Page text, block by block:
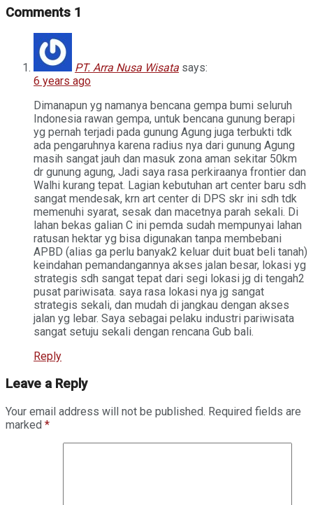
Comments 1
PT. Arra Nusa Wisata says:
6 years ago
Dimanapun yg namanya bencana gempa bumi seluruh
Indonesia rawan gempa, untuk bencana gunung berapi
yg pernah terjadi pada gunung Agung juga terbukti tdk
ada pengaruhnya karena radius nya dari gunung Agung
masih sangat jauh dan masuk zona aman sekitar 50km
dr gunung agung, Jadi saya rasa perkiraanya frontier dan
Walhi kurang tepat. Lagian kebutuhan art center baru sdh
sangat mendesak, krn art center di DPS skr ini sdh tdk
memenuhi syarat, sesak dan macetnya parah sekali. Di
lahan bekas galian C ini pemda sudah mempunyai lahan
ratusan hektar yg bisa digunakan tanpa membebani
APBD (alias ga perlu banyak2 keluar duit buat beli tanah)
keindahan pemandangannya akses jalan besar, lokasi yg
strategis sdh sangat tepat dari segi lokasi jg di tengah2
pusat pariwisata. saya rasa lokasi nya jg sangat
strategis sekali, dan mudah di jangkau dengan akses
jalan yg lebar. Saya sebagai pelaku industri pariwisata
sangat setuju sekali dengan rencana Gub bali.
Reply
Leave a Reply
Your email address will not be published. Required fields are
marked *